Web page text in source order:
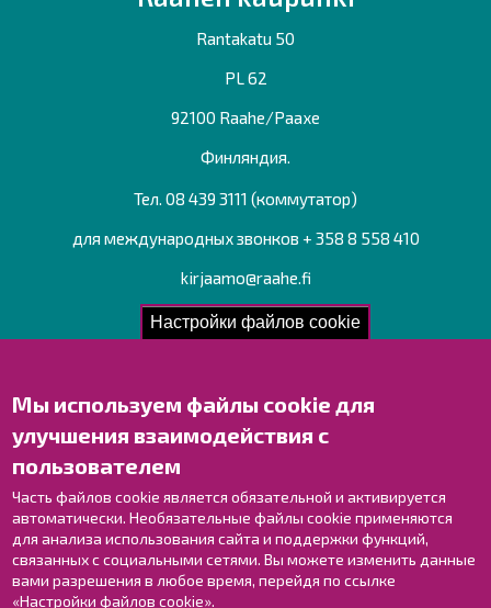
Настройки файлов cookie
Мы используем файлы cookie для
улучшения взаимодействия с
пользователем
Часть файлов cookie является обязательной и активируется
автоматически. Необязательные файлы cookie применяются
для анализа использования сайта и поддержки функций,
связанных с социальными сетями. Вы можете изменить данные
вами разрешения в любое время, перейдя по ссылке
«Настройки файлов cookie».
Rantakatu 50
PL 62
92100 Raahe/Раахе
Финляндия.
Тел. 08 439 3111 (коммутатор)
для международных звонков + 358 8 558 410
kirjaamo@raahe.fi
Рег. номер: 1791817-6
Свяжитесь с нами!
Оставьте отзыв
Контактные данные персонала
Карта с указателями
Раахе в Facebook
Раахе в Instagram